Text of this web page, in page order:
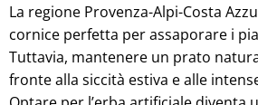
La regione Provenza-Alpi-Costa
cornice perfetta per assaporare i
Tuttavia, mantenere un prato
fronte alla siccità estiva e alle